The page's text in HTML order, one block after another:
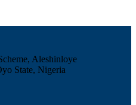
Aleshinloye
State, Nigeria